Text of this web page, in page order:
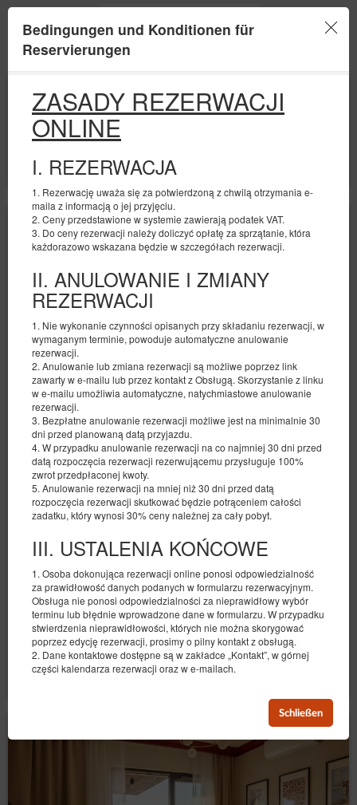
Bedingungen und Konditionen für
Reservierungen
ZASADY REZERWACJI
ONLINE
I. REZERWACJA
1. Rezerwację uważa się za potwierdzoną z chwilą otrzymania e-
maila z informacją o jej przyjęciu.
2. Ceny przedstawione w systemie zawierają podatek VAT.
3. Do ceny rezerwacji należy doliczyć opłatę za sprzątanie, która
każdorazowo wskazana będzie w szczegółach rezerwacji.
II. ANULOWANIE I ZMIANY
REZERWACJI
1. Nie wykonanie czynności opisanych przy składaniu rezerwacji, w
wymaganym terminie, powoduje automatyczne anulowanie
rezerwacji.
2. Anulowanie lub zmiana rezerwacji są możliwe poprzez link
zawarty w e-mailu lub przez kontakt z Obsługą. Skorzystanie z linku
w e-mailu umożliwia automatyczne, natychmiastowe anulowanie
rezerwacji.
3. Bezpłatne anulowanie rezerwacji możliwe jest na minimalnie 30
dni przed planowaną datą przyjazdu.
4. W przypadku anulowanie rezerwacji na co najmniej 30 dni przed
datą rozpoczęcia rezerwacji rezerwującemu przysługuje 100%
zwrot przedpłaconej kwoty.
5. Anulowanie rezerwacji na mniej niż 30 dni przed datą
rozpoczęcia rezerwacji skutkować będzie potrąceniem całości
zadatku, który wynosi 30% ceny należnej za cały pobyt.
III. USTALENIA KOŃCOWE
1. Osoba dokonująca rezerwacji online ponosi odpowiedzialność
za prawidłowość danych podanych w formularzu rezerwacyjnym.
Obsługa nie ponosi odpowiedzialności za nieprawidłowy wybór
terminu lub błędnie wprowadzone dane w formularzu. W przypadku
stwierdzenia nieprawidłowości, których nie można skorygować
poprzez edycję rezerwacji, prosimy o pilny kontakt z obsługą.
2. Dane kontaktowe dostępne są w zakładce „Kontakt”, w górnej
części kalendarza rezerwacji oraz w e-mailach.
Schließen
09
AUGUST
2026
10
AUGUST
2026
Sea You - Nadmorski Dwór VIII, Gdańsk
Verfügbare Nummer: 1
4 Personen
Größe 44,00 m 2
1 Schlafzimmer
1 Doppelbett (Double), 1 Ausklappbares Sofa
499,72 zł
2 Personen / 1 Nacht
Free parking
Teilen
Details Verfügbarkeit prüfen
Angebote zeigen